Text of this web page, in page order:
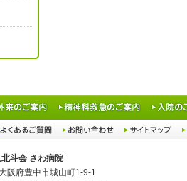
斗会 さわ病院
阪府豊中市城山町1-9-1